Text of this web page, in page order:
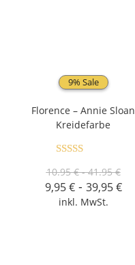
9% Sale
Florence – Annie Sloan
Kreidefarbe
10.95 € - 41.95 €
9,95€- 39,95€
inkl. MwSt.